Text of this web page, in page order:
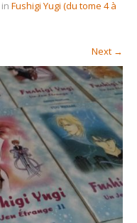
in Fushigi Yugi (du tome 4 à
Next →